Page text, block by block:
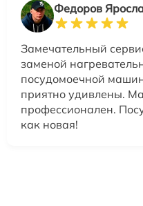
Федоров
Замечательный
заменой
посудомоечной
приятно удивлены.
профессионален.
как новая!